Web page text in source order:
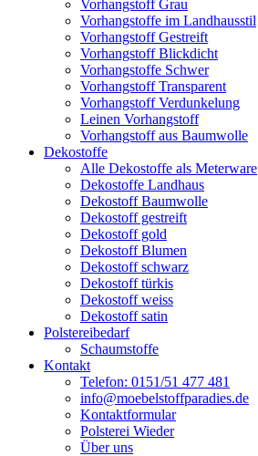
Vorhangstoff Grau
Vorhangstoffe im Landhausstil
Vorhangstoff Gestreift
Vorhangstoff Blickdicht
Vorhangstoffe Schwer
Vorhangstoff Transparent
Vorhangstoff Verdunkelung
Leinen Vorhangstoff
Vorhangstoff aus Baumwolle
Dekostoffe
Alle Dekostoffe als Meterware
Dekostoffe Landhaus
Dekostoff Baumwolle
Dekostoff gestreift
Dekostoff gold
Dekostoff Blumen
Dekostoff schwarz
Dekostoff türkis
Dekostoff weiss
Dekostoff satin
Polstereibedarf
Schaumstoffe
Kontakt
Telefon: 0151/51 477 481
info@moebelstoffparadies.de
Kontaktformular
Polsterei Wieder
Über uns